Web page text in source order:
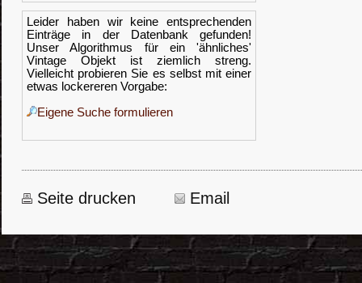
Leider haben wir keine entsprechenden
Einträge in der Datenbank gefunden!
Unser Algorithmus für ein 'ähnliches'
Vintage Objekt ist ziemlich streng.
Vielleicht probieren Sie es selbst mit einer
etwas lockereren Vorgabe:
Eigene Suche formulieren
Seite drucken Email